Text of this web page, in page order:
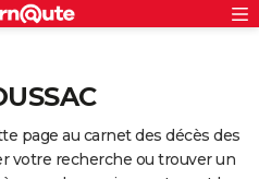
page au carnet des décès des
votre recherche ou trouver un